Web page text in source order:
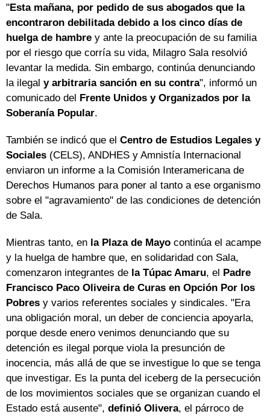
"Esta mañana, por pedido de sus abogados que la
encontraron debilitada debido a los cinco días de
huelga de hambre y ante la preocupación de su familia
por el riesgo que corría su vida, Milagro Sala resolvió
levantar la medida. Sin embargo, continúa denunciando
la ilegal y arbitraria sanción en su contra", informó un
comunicado del Frente Unidos y Organizados por la
Soberanía Popular.
También se indicó que el Centro de Estudios Legales y
Sociales (CELS), ANDHES y Amnistía Internacional
enviaron un informe a la Comisión Interamericana de
Derechos Humanos para poner al tanto a ese organismo
sobre el "agravamiento" de las condiciones de detención
de Sala.
Mientras tanto, en la Plaza de Mayo continúa el acampe
y la huelga de hambre que, en solidaridad con Sala,
comenzaron integrantes de la Túpac Amaru, el Padre
Francisco Paco Oliveira de Curas en Opción Por los
Pobres y varios referentes sociales y sindicales. "Era
una obligación moral, un deber de conciencia apoyarla,
porque desde enero venimos denunciando que su
detención es ilegal porque viola la presunción de
inocencia, más allá de que se investigue lo que se tenga
que investigar. Es la punta del iceberg de la persecución
de los movimientos sociales que se organizan cuando el
Estado está ausente", definió Olivera, el párroco de